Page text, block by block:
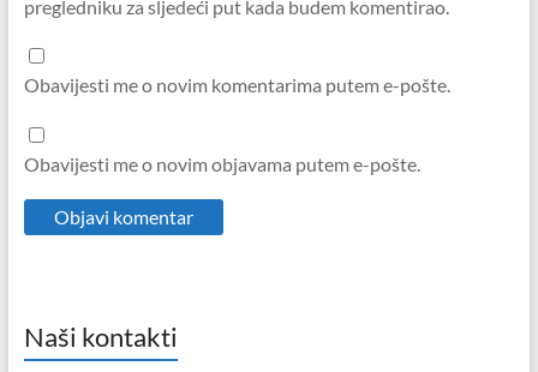
pregledniku za sljedeći put kada budem komentirao.
Obavijesti me o novim komentarima putem e-pošte.
Obavijesti me o novim objavama putem e-pošte.
Naši kontakti